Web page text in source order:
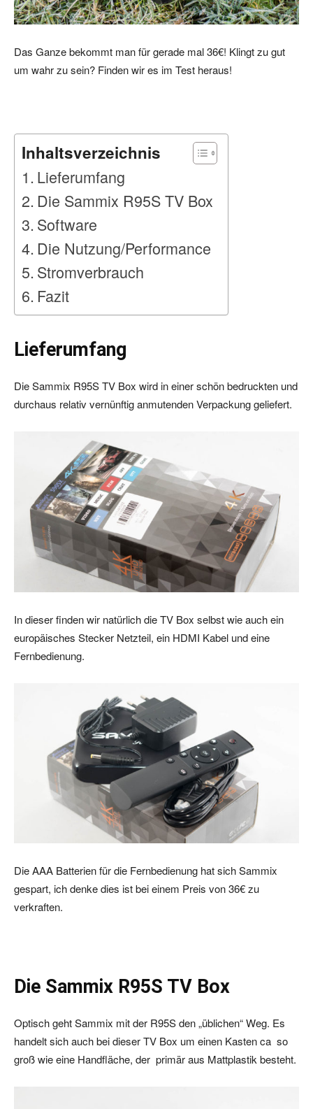
Das Ganze bekommt man für gerade mal 36€! Klingt zu gut
um wahr zu sein? Finden wir es im Test heraus!
Inhaltsverzeichnis
Lieferumfang
Die Sammix R95S TV Box
Software
Die Nutzung/Performance
Stromverbrauch
Fazit
Lieferumfang
Die Sammix R95S TV Box wird in einer schön bedruckten und
durchaus relativ vernünftig anmutenden Verpackung geliefert.
In dieser finden wir natürlich die TV Box selbst wie auch ein
europäisches Stecker Netzteil, ein HDMI Kabel und eine
Fernbedienung.
Die AAA Batterien für die Fernbedienung hat sich Sammix
gespart, ich denke dies ist bei einem Preis von 36€ zu
verkraften.
Die Sammix R95S TV Box
Optisch geht Sammix mit der R95S den „üblichen“ Weg. Es
handelt sich auch bei dieser TV Box um einen Kasten ca so
groß wie eine Handfläche, der primär aus Mattplastik besteht.